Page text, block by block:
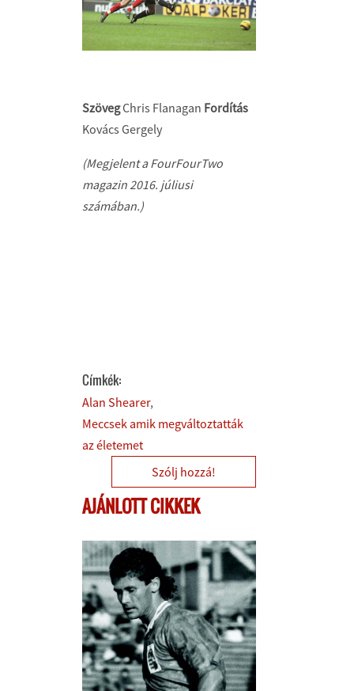
SzövegChris Flanagan Fordítás
Kovács Gergely
(Megjelent a FourFourTwo
magazin 2016. júliusi
számában.)
Címkék:
Alan Shearer
Meccsek amik megváltoztatták
az életemet
Szólj hozzá!
AJÁNLOTT CIKKEK